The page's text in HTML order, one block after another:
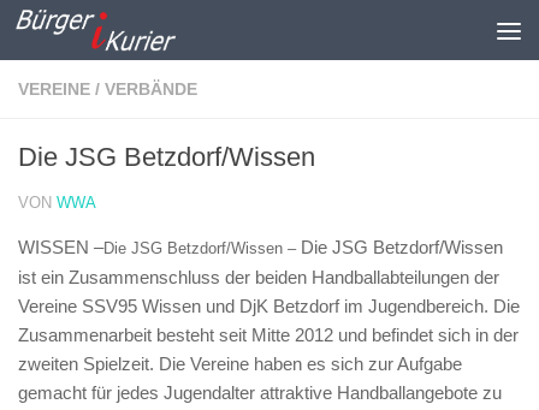
Zum Inhalt springen
VEREINE / VERBÄNDE
Die JSG Betzdorf/Wissen
VON WWA
WISSEN –Die JSG Betzdorf/Wissen – Die JSG Betzdorf/Wissen
ist ein Zusammenschluss der beiden Handballabteilungen der
Vereine SSV95 Wissen und DjK Betzdorf im Jugendbereich. Die
Zusammenarbeit besteht seit Mitte 2012 und befindet sich in der
zweiten Spielzeit. Die Vereine haben es sich zur Aufgabe
gemacht für jedes Jugendalter attraktive Handballangebote zu